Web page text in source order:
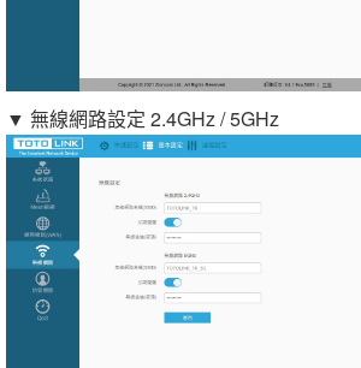
▼ 無線網路設定 2.4GHz / 5GHz